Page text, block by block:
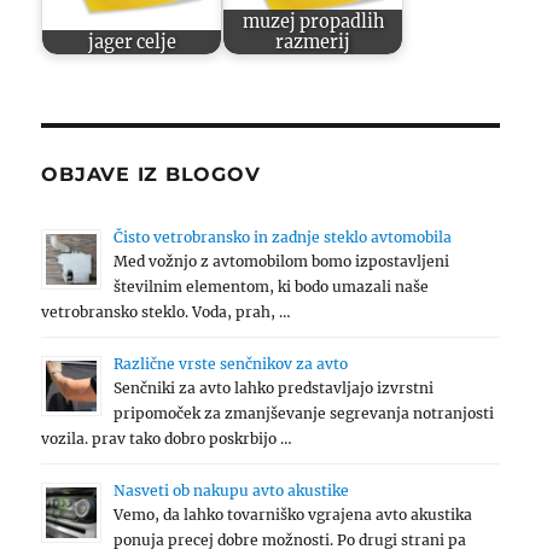
jager celje
muzej propadlih
razmerij
OBJAVE IZ BLOGOV
Čisto vetrobransko in zadnje steklo avtomobila
Med vožnjo z avtomobilom bomo izpostavljeni
številnim elementom, ki bodo umazali naše
vetrobransko steklo. Voda, prah, …
Različne vrste senčnikov za avto
Senčniki za avto lahko predstavljajo izvrstni
pripomoček za zmanjševanje segrevanja notranjosti
vozila. prav tako dobro poskrbijo …
Nasveti ob nakupu avto akustike
Vemo, da lahko tovarniško vgrajena avto akustika
ponuja precej dobre možnosti. Po drugi strani pa